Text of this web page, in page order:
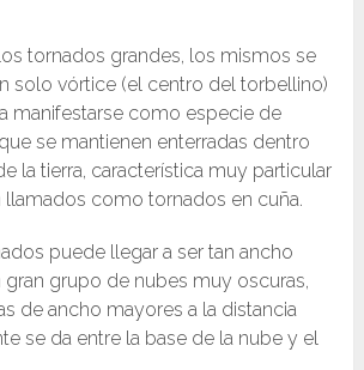
tornados grandes, los mismos se
solo vórtice (el centro del torbellino)
manifestarse como especie de
se mantienen enterradas dentro
la tierra, característica muy particular
llamados como tornados en cuña.
puede llegar a ser tan ancho
gran grupo de nubes muy oscuras,
de ancho mayores a la distancia
se da entre la base de la nube y el